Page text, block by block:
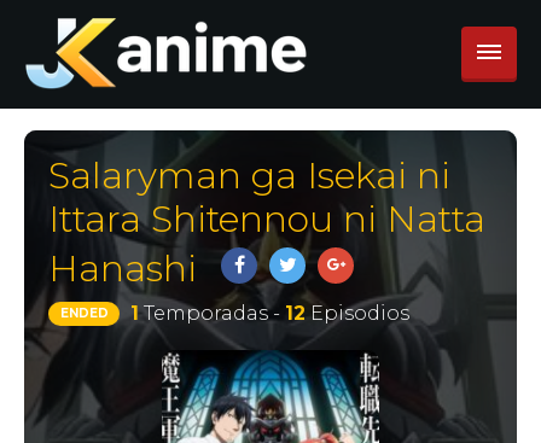
Salaryman ga Isekai ni
Ittara Shitennou ni Natta
Hanashi
ENDED 1Temporadas - 12Episodios